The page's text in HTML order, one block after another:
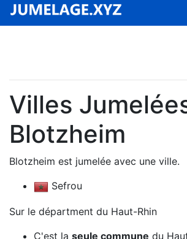
Villes
Blotzheim
Blotzheim est jumelée avec une ville.
Sefrou
Sur le départment du Haut-Rhin
C'est la seule commune du